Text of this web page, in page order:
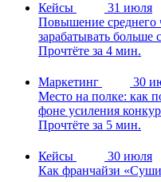
Кейсы
31 июля
Повышение среднего
зарабатывать больше
Прочтёте за 4 мин.
Маркетинг
30
Место на полке: как
фоне усиления
Прочтёте за 5 мин.
Кейсы
30 июля
Как франчайзи